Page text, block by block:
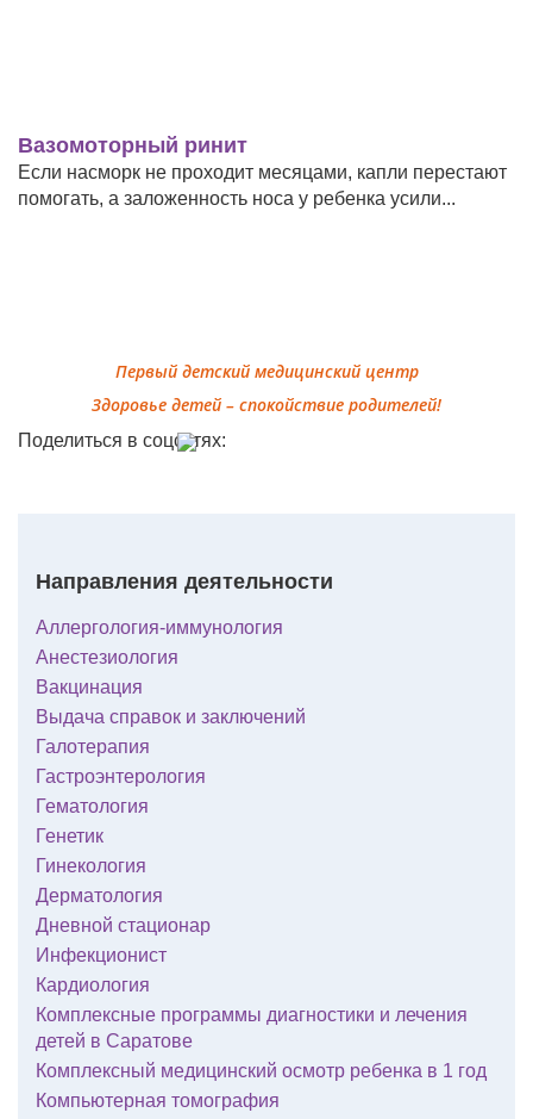
Вазомоторный ринит
Если насморк не проходит месяцами, капли перестают
помогать, а заложенность носа у ребенка усили...
Первый детский медицинский центр
Здоровье детей – спокойствие родителей!
Поделиться в соцсетях:
Направления деятельности
Аллергология-иммунология
Анестезиология
Вакцинация
Выдача справок и заключений
Галотерапия
Гастроэнтерология
Гематология
Генетик
Гинекология
Дерматология
Дневной стационар
Инфекционист
Кардиология
Комплексные программы диагностики и лечения
детей в Саратове
Комплексный медицинский осмотр ребенка в 1 год
Компьютерная томография